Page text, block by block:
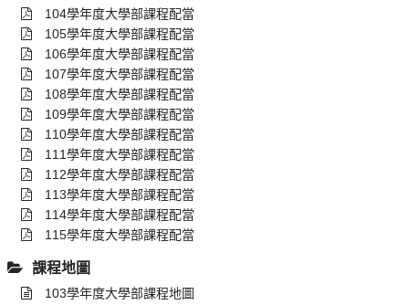
104學年度大學部課程配當
105學年度大學部課程配當
106學年度大學部課程配當
107學年度大學部課程配當
108學年度大學部課程配當
109學年度大學部課程配當
110學年度大學部課程配當
111學年度大學部課程配當
112學年度大學部課程配當
113學年度大學部課程配當
114學年度大學部課程配當
115學年度大學部課程配當
課程地圖
103學年度大學部課程地圖